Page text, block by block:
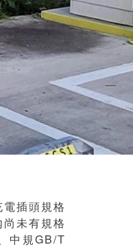
插頭規格
未有規格
中規GB/T